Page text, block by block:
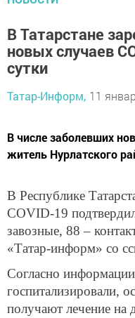
В Татарстане
новых случаев
сутки
Татар-Информ, 11
В числе заболевших
житель Нурлатского
В Республике
COVID-19
завозные, 88 –
«Татар-информ» со
Согласно
госпитализировали,
получают лечение на